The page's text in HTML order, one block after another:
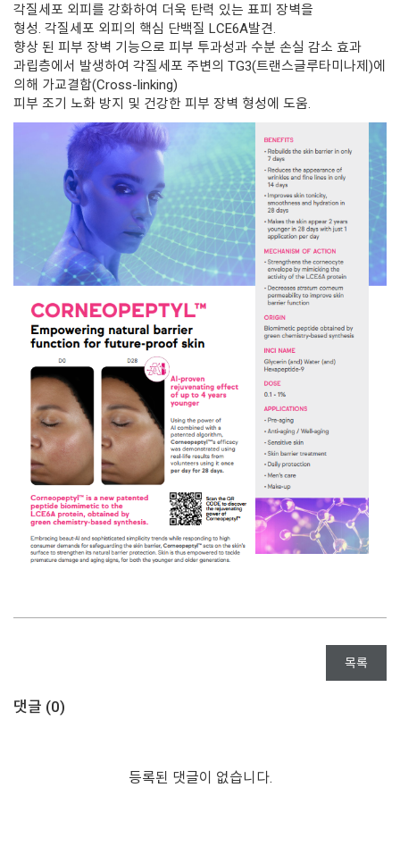
각질세포 외피를 강화하여 더욱 탄력 있는 표피 장벽을
형성. 각질세포 외피의 핵심 단백질 LCE6A발견.
향상 된 피부 장벽 기능으로 피부 투과성과 수분 손실 감소 효과
과립층에서 발생하여 각질세포 주변의 TG3(트랜스글루타미나제)에
의해 가교결합(Cross-linking)
피부 조기 노화 방지 및 건강한 피부 장벽 형성에 도움.
목록
댓글 (0)
등록된 댓글이 없습니다.